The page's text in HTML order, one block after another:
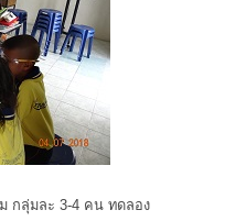
กลุ่มละ 3-4 คน ทดลอง